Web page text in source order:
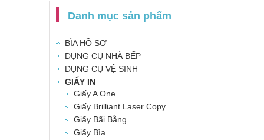
Danh mục sản phẩm
BÌA HỒ SƠ
DỤNG CỤ NHÀ BẾP
DỤNG CỤ VỆ SINH
GIẤY IN
Giấy A One
Giấy Brilliant Laser Copy
Giấy Bãi Bằng
Giấy Bìa